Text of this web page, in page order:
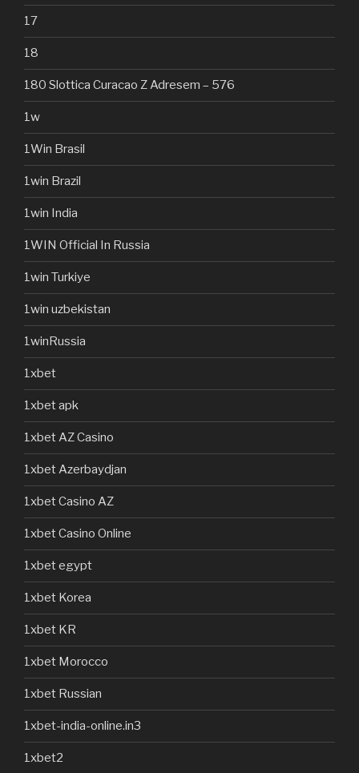
17
18
180 Slottica Curacao Z Adresem – 576
1w
1Win Brasil
1win Brazil
1win India
1WIN Official In Russia
1win Turkiye
1win uzbekistan
1winRussia
1xbet
1xbet apk
1xbet AZ Casino
1xbet Azerbaydjan
1xbet Casino AZ
1xbet Casino Online
1xbet egypt
1xbet Korea
1xbet KR
1xbet Morocco
1xbet Russian
1xbet-india-online.in3
1xbet2